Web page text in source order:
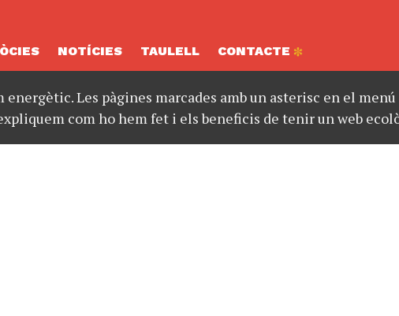
NOTÍCIES TAULELL CONTACTE
Les pàgines marcades amb un asterisc en el menú
com ho hem fet i els beneficis de tenir un web